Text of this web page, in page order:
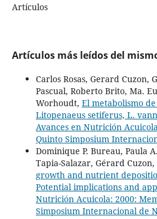
Artículos
Artículos más leídos del
Carlos Rosas, Gerard Cuzon,
Pascual, Roberto Brito, Ma.
Worhoudt, El metabolismo
Litopenaeus setiferus, L.
Avances en Nutrición
Quinto Simposium
Dominique P. Bureau, Paula
Tapia-Salazar, Gérard Cuzon,
growth and nutrient
Potential implications and
Nutrición Acuicola: 2000:
Simposium Internacional de